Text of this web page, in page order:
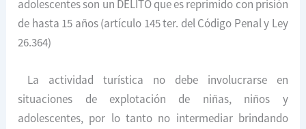
adolescentes son un DELITO que es reprimido con prisión
de hasta 15 años (artículo 145 ter. del Código Penal y Ley
26.364)
La actividad turística no debe involucrarse en
situaciones de explotación de niñas, niños y
adolescentes, por lo tanto no intermediar brindando